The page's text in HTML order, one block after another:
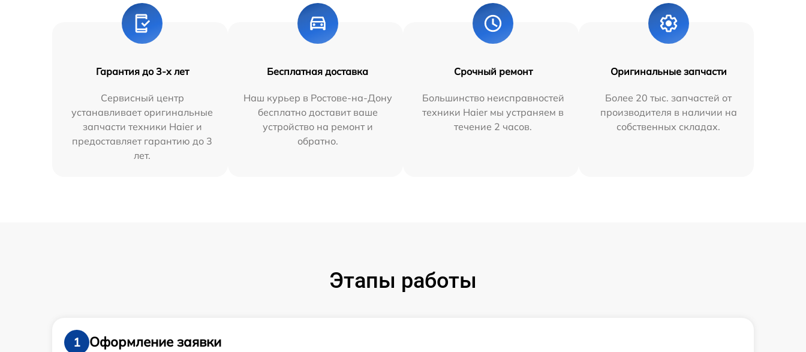
Гарантия до 3-х лет
Сервисный центр
устанавливает оригинальные
запчасти техники Haier и
предоставляет гарантию до 3
лет.
Бесплатная доставка
Наш курьер в Ростове-на-Дону
бесплатно доставит ваше
устройство на ремонт и
обратно.
Срочный ремонт
Большинство неисправностей
техники Haier мы устраняем в
течение 2 часов.
Оригинальные запчасти
Более 20 тыс. запчастей от
производителя в наличии на
собственных складах.
Этапы работы
1
Оформление заявки